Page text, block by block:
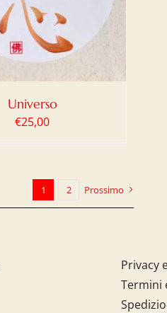
Universo
€25,00
1 2 Prossimo
Privacy
Termini